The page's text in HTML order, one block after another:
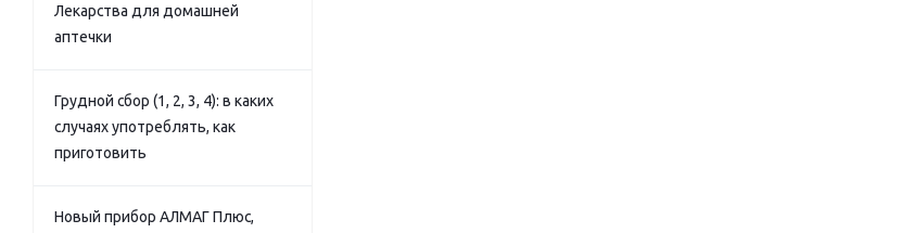
Лекарства для домашней
аптечки
Грудной сбор (1, 2, 3, 4): в каких
случаях употреблять, как
приготовить
Новый прибор АЛМАГ Плюс,